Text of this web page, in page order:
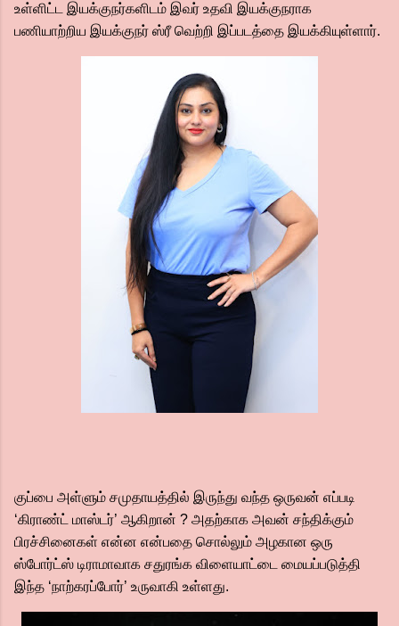
உள்ளிட்ட இயக்குநர்களிடம் இவர் உதவி இயக்குநராக
பணியாற்றிய இயக்குநர் ஸ்ரீ வெற்றி இப்படத்தை இயக்கியுள்ளார்.
குப்பை அள்ளும் சமுதாயத்தில் இருந்து வந்த ஒருவன் எப்படி
‘கிராண்ட் மாஸ்டர்’ ஆகிறான் ? அதற்காக அவன் சந்திக்கும்
பிரச்சினைகள் என்ன என்பதை சொல்லும் அழகான ஒரு
ஸ்போர்ட்ஸ் டிராமாவாக சதுரங்க விளையாட்டை மையப்படுத்தி
இந்த ‘நாற்கரப்போர்’ உருவாகி உள்ளது.